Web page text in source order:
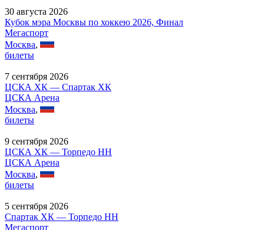
30 августа 2026
Кубок мэра Москвы по хоккею 2026, Финал
Мегаспорт
Москва,
билеты
7 сентября 2026
ЦСКА ХК — Спартак ХК
ЦСКА Арена
Москва,
билеты
9 сентября 2026
ЦСКА ХК — Торпедо НН
ЦСКА Арена
Москва,
билеты
5 сентября 2026
Спартак ХК — Торпедо НН
Мегаспорт